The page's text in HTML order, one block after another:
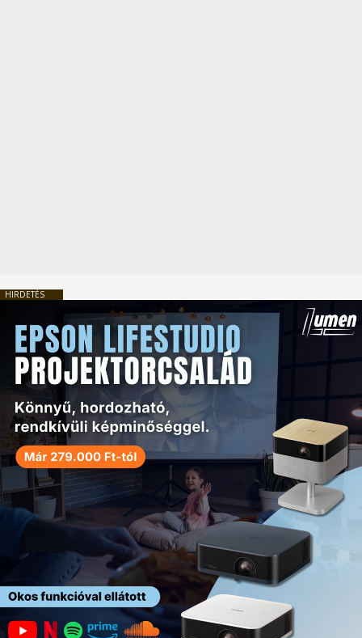
HIRDETÉS